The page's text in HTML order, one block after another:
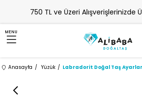
750 TL ve Üzeri Alışverişlerinizde
MENU
Anasayfa Yüzük Labradorit Doğal Taş